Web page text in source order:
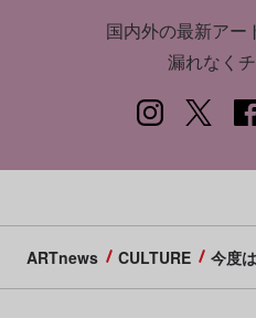
国内外の最新アー
漏れなく
ARTnews CULTURE 今度